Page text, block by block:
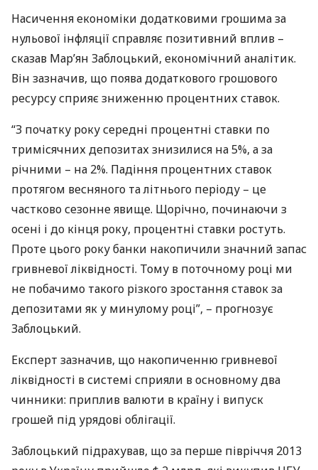
Насичення економіки додатковими грошима за
нульової інфляції справляє позитивний вплив –
сказав Мар’ян Заблоцький, економічний аналітик.
Він зазначив, що поява додаткового грошового
ресурсу сприяє зниженню процентних ставок.
“З початку року середні процентні ставки по
тримісячних депозитах знизилися на 5%, а за
річними – на 2%. Падіння процентних ставок
протягом весняного та літнього періоду – це
частково сезонне явище. Щорічно, починаючи з
осені і до кінця року, процентні ставки ростуть.
Проте цього року банки накопичили значний запас
гривневої ліквідності. Тому в поточному році ми
не побачимо такого різкого зростання ставок за
депозитами як у минулому році”, – прогнозує
Заблоцький.
Експерт зазначив, що накопиченню гривневої
ліквідності в системі сприяли в основному два
чинники: приплив валюти в країну і випуск
грошей під урядові облігації.
Заблоцький підрахував, що за перше півріччя 2013